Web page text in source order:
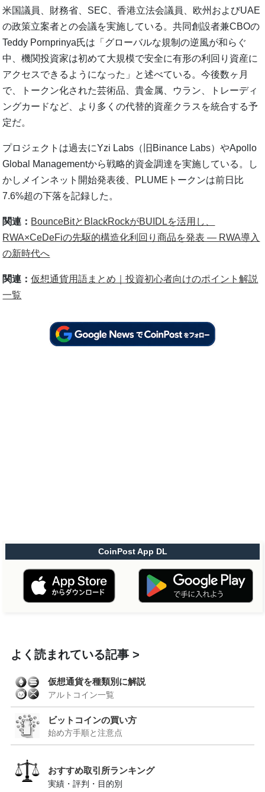
米国議員、財務省、SEC、香港立法会議員、欧州およびUAE
の政策立案者との会議を実施している。共同創設者兼CBOの
Teddy Pornprinya氏は「グローバルな規制の逆風が和らぐ
中、機関投資家は初めて大規模で安全に有形の利回り資産に
アクセスできるようになった」と述べている。今後数ヶ月
で、トークン化された芸術品、貴金属、ウラン、トレーディ
ングカードなど、より多くの代替的資産クラスを統合する予
定だ。
プロジェクトは過去にYzi Labs（旧Binance Labs）やApollo
Global Managementから戦略的資金調達を実施している。し
かしメインネット開始発表後、PLUMEトークンは前日比
7.6%超の下落を記録した。
関連： BounceBitとBlackRockがBUIDLを活用し、
RWA×CeDeFiの先駆的構造化利回り商品を発表 ― RWA導入
の新時代へ
関連：仮想通貨用語まとめ｜投資初心者向けのポイント解説
一覧
CoinPost App DL
よく読まれている記事
仮想通貨を種類別に解説
アルトコイン一覧
ビットコインの買い方
始め方手順と注意点
おすすめ取引所ランキング
実績・評判・目的別